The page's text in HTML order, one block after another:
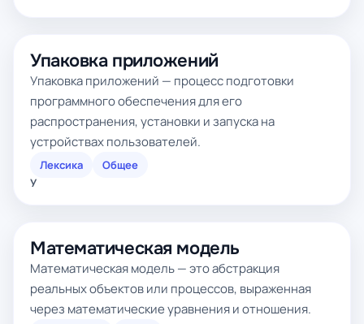
Упаковка приложений
Упаковка приложений — процесс подготовки
программного обеспечения для его
распространения, установки и запуска на
устройствах пользователей.
Лексика
Общее
У
Математическая модель
Математическая модель — это абстракция
реальных объектов или процессов, выраженная
через математические уравнения и отношения.